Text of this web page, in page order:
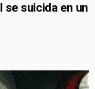
se suicida en un